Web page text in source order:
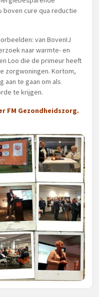
boven cure qua reductie
van BovenIJ
naar warmte- en
Loo die de primeur heeft
zorgwoningen. Kortom,
aan te gaan om als
te krijgen.
FM Gezondheidszorg.